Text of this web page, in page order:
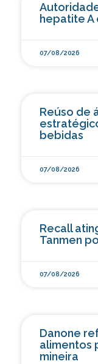
hepatite A
07/08/2026
Reúso de
bebidas
07/08/2026
Recall
Tanmen
07/08/2026
Danone
alimentos
mineira